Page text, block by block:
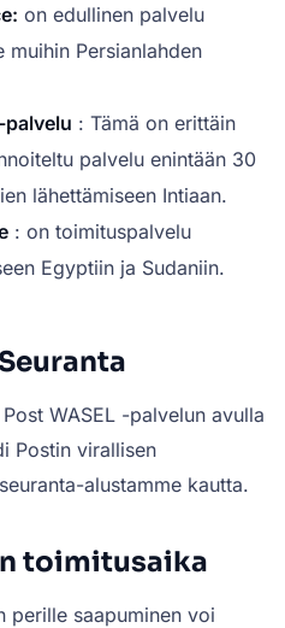
on edullinen palvelu
Persianlahden
palvelu : Tämä on erittäin
palvelu enintään 30
lähettämiseen Intiaan.
: on toimituspalvelu
Egyptiin ja Sudaniin.
WASEL -palvelun avulla
Postin virallisen
alustamme kautta.
toimitusaika
perille saapuminen voi